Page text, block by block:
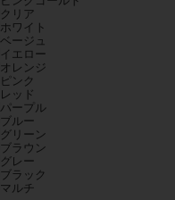
クリア
ホワイト
ベージュ
イエロー
オレンジ
ピンク
レッド
パープル
ブルー
グリーン
ブラウン
グレー
ブラック
マルチ